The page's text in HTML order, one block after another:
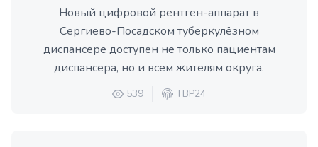
Новый цифровой рентген-аппарат в
Сергиево-Посадском туберкулёзном
диспансере доступен не только пациентам
диспансера, но и всем жителям округа.
539 ТВР24